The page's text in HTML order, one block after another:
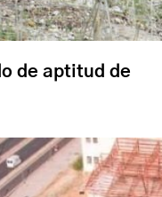
de aptitud de